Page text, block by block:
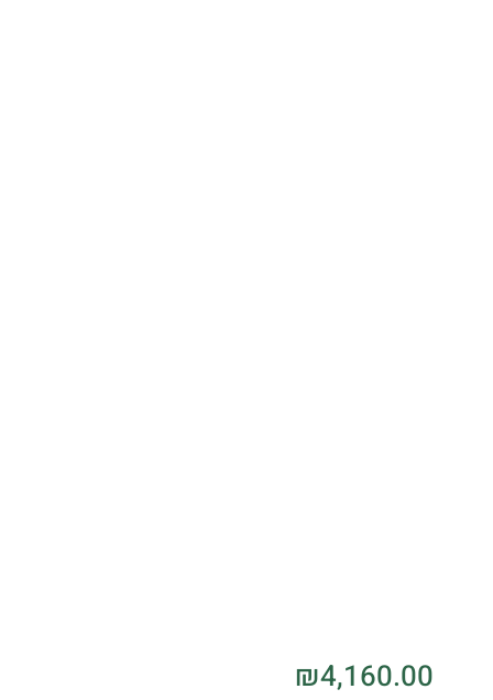
₪4,160.00